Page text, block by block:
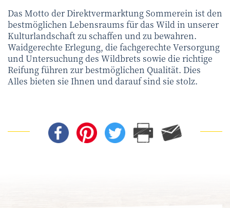
Das Motto der Direktvermarktung Sommerein ist den
bestmöglichen Lebensraums für das Wild in unserer
Kulturlandschaft zu schaffen und zu bewahren.
Waidgerechte Erlegung, die fachgerechte Versorgung
und Untersuchung des Wildbrets sowie die richtige
Reifung führen zur bestmöglichen Qualität. Dies
Alles bieten sie Ihnen und darauf sind sie stolz.